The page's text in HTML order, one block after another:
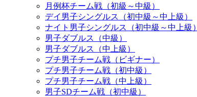
月例杯チーム戦（初級～中級）
デイ男子シングルス（初中級～中上級）
ナイト男子シングルス（初中級～中上級）
男子ダブルス（中級）
男子ダブルス（中上級）
プチ男子チーム戦（ビギナー）
プチ男子チーム戦（初中級）
プチ男子チーム戦（中上級）
男子SDチーム戦（初中級）